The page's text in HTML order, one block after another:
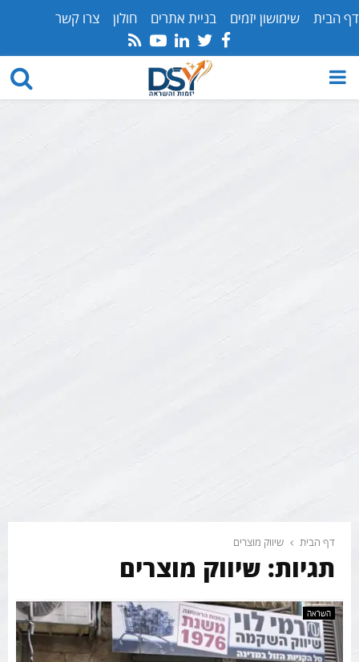
דף הבית שימושון יזמים בניית אתרים חולון צרו קשר
Facebook
Twitter
Linkedin
Youtube
Rss
PRIMARY
דף הבית שיווק מוצרים
תגיות: שיווק מוצרים
השראה